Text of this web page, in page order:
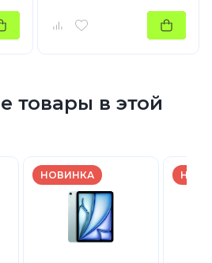
товары в этой
НОВИНКА